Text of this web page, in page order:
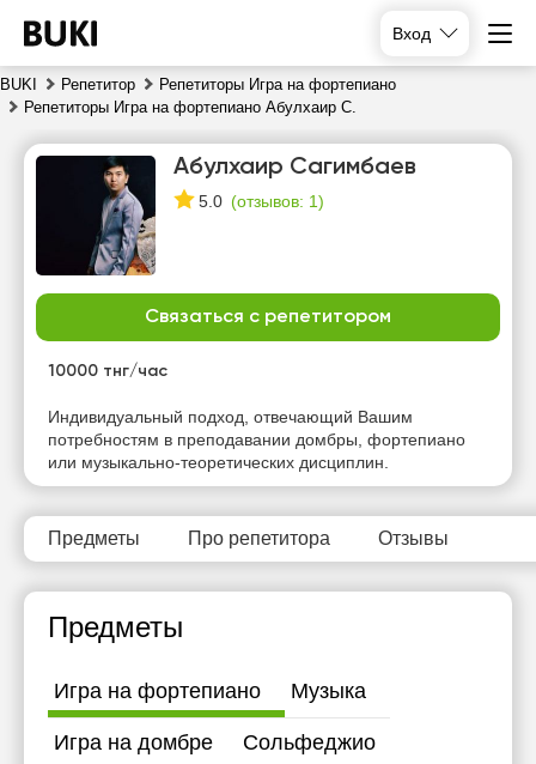
Вход
BUKI Репетитор
Репетиторы Игра на фортепиано
Репетиторы Игра на фортепиано Абулхаир С.
Абулхаир Сагимбаев
5.0 (отзывов: 1)
Связаться с репетитором
10000 тнг/час
Индивидуальный подход, отвечающий Вашим
потребностям в преподавании домбры, фортепиано
или музыкально-теоретических дисциплин.
Предметы Про репетитора Отзывы
Предметы
Игра на фортепиано Музыка
Игра на домбре Сольфеджио
пт
сб
Нет
свободных
часов
14:00
14:30
15:00
15:30
20:00
20:30
14:00
14:30
15:00
15:30
17:00
17:30
15:00
15:30